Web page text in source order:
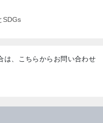
SDGs
は、こちらからお問い合わせ